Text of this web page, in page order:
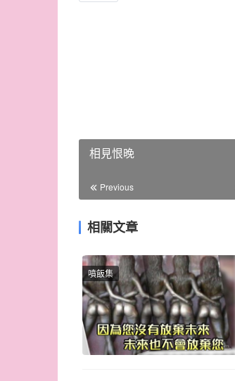
相見恨晚
Previous
相關文章
噴飯集